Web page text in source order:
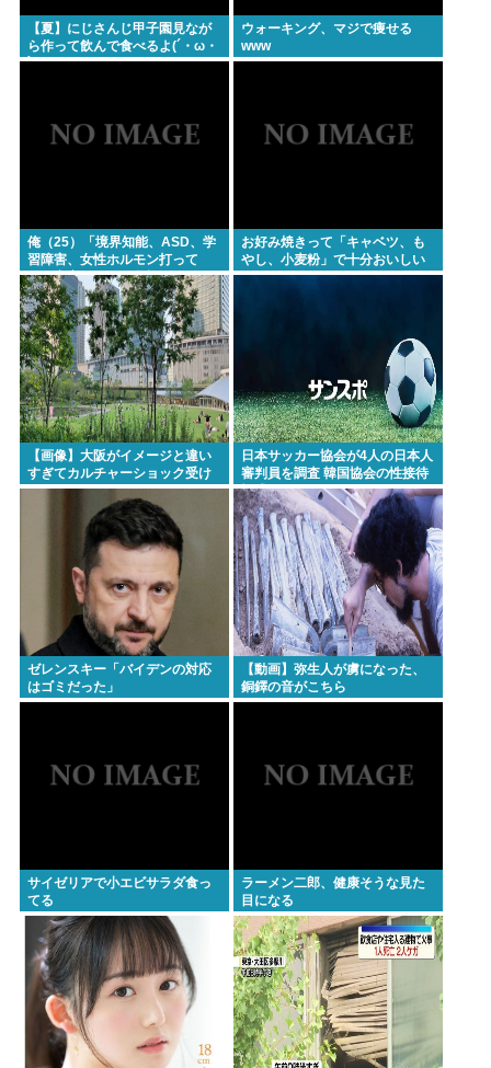
ラーメン二郎「もう食わない？ さっきは食べれるっ
て言ったじゃねーか！」（ヽ´ん`）「」 反論できる？
現在ヤフコメ時速ランキング1位の記事がこれ。どう
い
クーラーつけるくらいなら死を選ぶ 7割超え
Powered by livedoor 相互RSS
【夏】にじさんじ甲子園見なが
ら作って飲んで食べるよ(´・ω・
`)
ウォーキング、マジで痩せる
www
俺（25）「境界知能、ASD、学
習障害、女性ホルモン打って
る、実家が細い、父親がアル
中」⇦こいつが何歳でジサツする
か予想しようぜWW
お好み焼きって「キャベツ、も
やし、小麦粉」で十分おいしい
よね？
【画像】大阪がイメージと違い
すぎてカルチャーショック受け
てる
日本サッカー協会が4人の日本人
審判員を調査 韓国協会の性接待
疑惑で
ゼレンスキー「バイデンの対応
はゴミだった」
【動画】弥生人が虜になった、
銅鐸の音がこちら
サイゼリアで小エビサラダ食っ
てる
ラーメン二郎、健康そうな見た
目になる